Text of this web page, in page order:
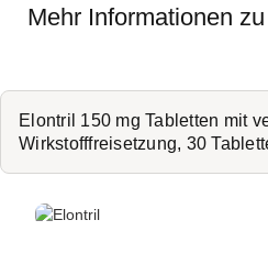
Mehr Informationen
Elontril 150 mg Tabletten mit
Wirkstofffreisetzung, 30